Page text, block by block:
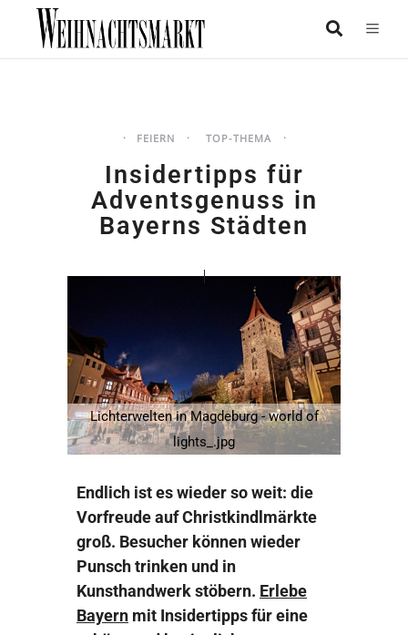
FEIERN TOP-THEMA
Insidertipps für
Adventsgenuss in
Bayerns Städten
Lichterwelten in Magdeburg - world of
lights_.jpg
Endlich ist es wieder so weit: die
Vorfreude auf Christkindlmärkte
groß. Besucher können wieder
Punsch trinken und in
Kunsthandwerk stöbern. Erlebe
Bayern mit Insidertipps für eine